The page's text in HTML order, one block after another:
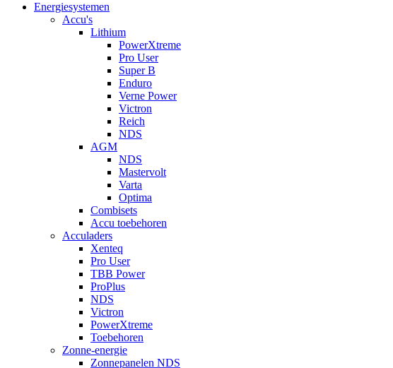
Energiesystemen
Accu's
Lithium
PowerXtreme
Pro User
Super B
Enduro
Verne Power
Victron
Reich
NDS
AGM
NDS
Mastervolt
Varta
Optima
Combisets
Accu toebehoren
Acculaders
Xenteq
Pro User
TBB Power
ProPlus
NDS
Victron
PowerXtreme
Toebehoren
Zonne-energie
Zonnepanelen NDS